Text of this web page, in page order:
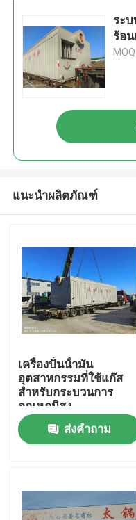
สินค้า
ระ
ร้อ
แนะนำผลิตภัณฑ์
เครื่องปั่นน้ํามัน
อุตสาหกรรมที่ใช้แก๊ส
สําหรับกระบวนการ
อุณหภูมิสูง
ส่งคำถาม